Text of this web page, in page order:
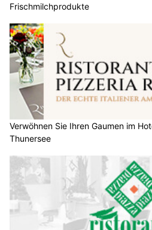
Frischmilchprodukte
Verwöhnen Sie Ihren Gaumen im
Thunersee